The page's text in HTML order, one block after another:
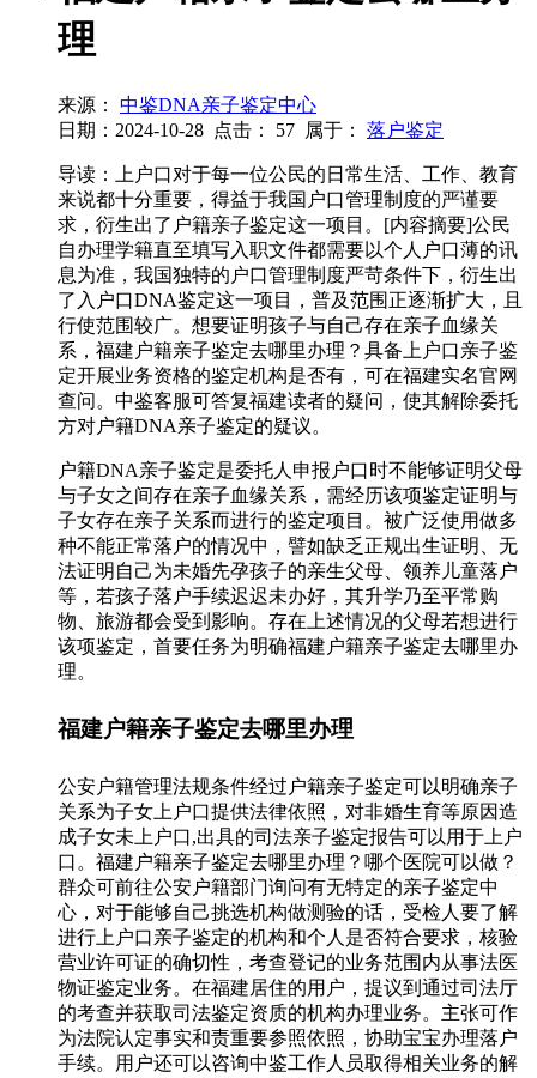
理
来源：
中鉴DNA亲子鉴定中心
日期：2024-10-28 点击： 57 属于： 落户鉴定
导读：上户口对于每一位公民的日常生活、工作、教育
来说都十分重要，得益于我国户口管理制度的严谨要
求，衍生出了户籍亲子鉴定这一项目。[内容摘要]公民
自办理学籍直至填写入职文件都需要以个人户口薄的讯
息为准，我国独特的户口管理制度严苛条件下，衍生出
了入户口DNA鉴定这一项目，普及范围正逐渐扩大，且
行使范围较广。想要证明孩子与自己存在亲子血缘关
系，福建户籍亲子鉴定去哪里办理？具备上户口亲子鉴
定开展业务资格的鉴定机构是否有，可在福建实名官网
查问。中鉴客服可答复福建读者的疑问，使其解除委托
方对户籍DNA亲子鉴定的疑议。
户籍DNA亲子鉴定是委托人申报户口时不能够证明父母
与子女之间存在亲子血缘关系，需经历该项鉴定证明与
子女存在亲子关系而进行的鉴定项目。被广泛使用做多
种不能正常落户的情况中，譬如缺乏正规出生证明、无
法证明自己为未婚先孕孩子的亲生父母、领养儿童落户
等，若孩子落户手续迟迟未办好，其升学乃至平常购
物、旅游都会受到影响。存在上述情况的父母若想进行
该项鉴定，首要任务为明确福建户籍亲子鉴定去哪里办
理。
福建户籍亲子鉴定去哪里办理
公安户籍管理法规条件经过户籍亲子鉴定可以明确亲子
关系为子女上户口提供法律依照，对非婚生育等原因造
成子女未上户口,出具的司法亲子鉴定报告可以用于上户
口。福建户籍亲子鉴定去哪里办理？哪个医院可以做？
群众可前往公安户籍部门询问有无特定的亲子鉴定中
心，对于能够自己挑选机构做测验的话，受检人要了解
进行上户口亲子鉴定的机构和个人是否符合要求，核验
营业许可证的确切性，考查登记的业务范围内从事法医
物证鉴定业务。在福建居住的用户，提议到通过司法厅
的考查并获取司法鉴定资质的机构办理业务。主张可作
为法院认定事实和责重要参照依照，协助宝宝办理落户
手续。用户还可以咨询中鉴工作人员取得相关业务的解